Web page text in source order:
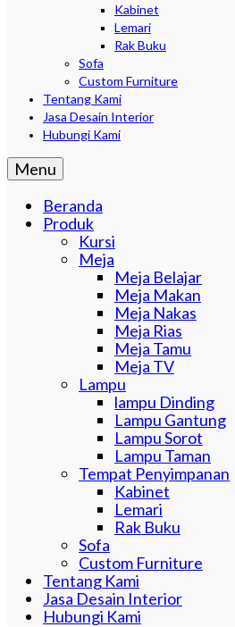
Kabinet
Lemari
Rak Buku
Sofa
Custom Furniture
Tentang Kami
Jasa Desain Interior
Hubungi Kami
Menu
Beranda
Produk
Kursi
Meja
Meja Belajar
Meja Makan
Meja Nakas
Meja Rias
Meja Tamu
Meja TV
Lampu
lampu Dinding
Lampu Gantung
Lampu Sorot
Lampu Taman
Tempat Penyimpanan
Kabinet
Lemari
Rak Buku
Sofa
Custom Furniture
Tentang Kami
Jasa Desain Interior
Hubungi Kami